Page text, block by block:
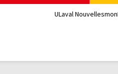
ULaval Nouvelles